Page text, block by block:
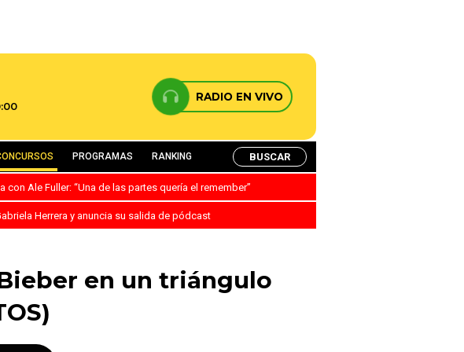
RADIO EN VIVO
PROGRAMAS RANKING BUSCAR
Ale Fuller: “Una de las partes quería el remember”
Herrera y anuncia su salida de pódcast
en un triángulo